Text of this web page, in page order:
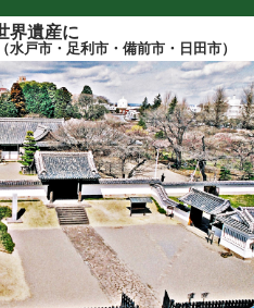
界遺産に
戸市・足利市・備前市・日田市）